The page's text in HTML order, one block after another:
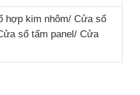
hợp kim nhôm/ Cửa sổ
sổ tấm panel/ Cửa